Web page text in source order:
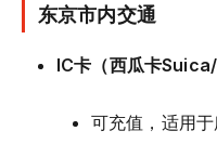
东京市内交通
IC卡（西瓜卡Suica/
可充值，适用